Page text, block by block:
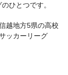
ひとつです。
越地方5県の高校
ッカーリーグ